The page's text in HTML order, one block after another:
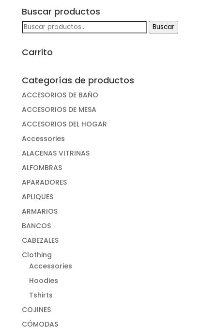
Buscar productos
Buscar
por:
Buscar
Carrito
Categorías de productos
ACCESORIOS DE BAÑO
ACCESORIOS DE MESA
ACCESORIOS DEL HOGAR
Accessories
ALACENAS VITRINAS
ALFOMBRAS
APARADORES
APLIQUES
ARMARIOS
BANCOS
CABEZALES
Clothing
Accessories
Hoodies
Tshirts
COJINES
CÓMODAS